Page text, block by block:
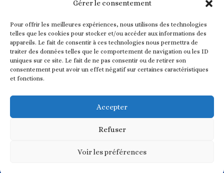
Gérer le consentement
Pour offrir les meilleures expériences, nous utilisons des technologies
telles que les cookies pour stocker et/ou accéder aux informations des
appareils. Le fait de consentir à ces technologies nous permettra de
traiter des données telles que le comportement de navigation ou les ID
uniques sur ce site. Le fait de ne pas consentir ou de retirer son
consentement peut avoir un effet négatif sur certaines caractéristiques
et fonctions.
Accepter
Refuser
Voir les préférences
Nez en Herbe est une association ayant pour but d’intégrer
l’éveil olfactif dans les programmes éducatifs, en promouvant
l’éveil de l’odorat dès la crèche et l’école maternelle.